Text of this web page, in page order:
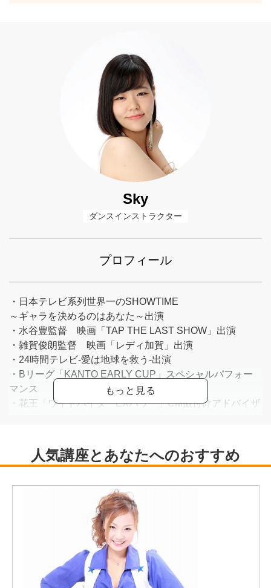
Sky
ダンスインストラクター
プロフィール
・日本テレビ系列世界一のSHOWTIME
～ギャラを決めるのはあなた～出演
・水谷豊監督 映画「TAP THE LAST SHOW」出演
・雑賀俊朗監督 映画「レディ加賀」出演
・24時間テレビ-愛は地球を救う-出演
・Bリーグ「KANTO EARLY CUP」スペシャルパフォー
マンス
・花王「ワイドハイターEXパワー」CM振付けアドバイザ
浜アリーナ
タップダンス指導
その他、公演やイベント、LIVEなど多数出演。
現在は都内Higuchi Dance Studioに所属。
インストラクターも務める傍ら自らLIVEの企画・振付け
も行うなど、多岐に渡り活動中。